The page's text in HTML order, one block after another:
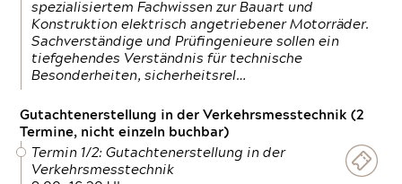
spezialisiertem Fachwissen zur Bauart und
Konstruktion elektrisch angetriebener Motorräder.
Sachverständige und Prüfingenieure sollen ein
tiefgehendes Verständnis für technische
Besonderheiten, sicherheitsrel…
Gutachtenerstellung in der Verkehrsmesstechnik (2
Termine, nicht einzeln buchbar)
Termin 1/2: Gutachtenerstellung in der
Verkehrsmesstechnik